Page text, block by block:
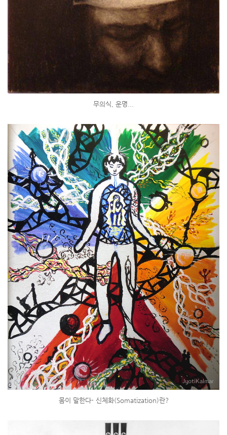
무의식, 운명...
몸이 말한다- 신체화(Somatization)란?